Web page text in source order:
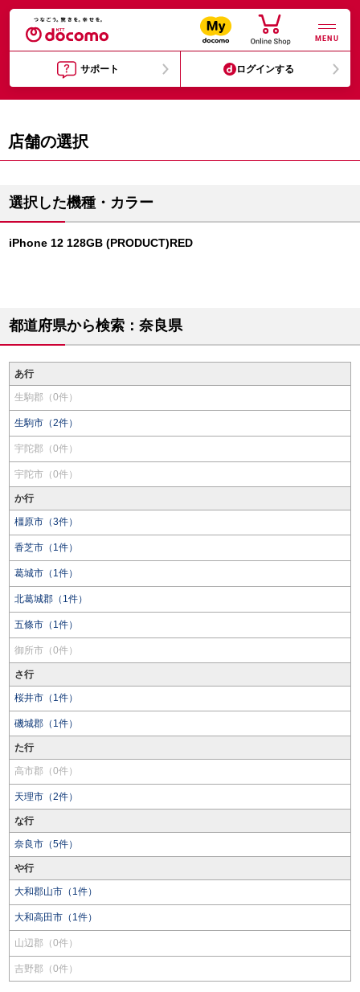
MENU
サポート ログインする
店舗の選択
選択した機種・カラー
iPhone 12 128GB (PRODUCT)RED
都道府県から検索：奈良県
あ行
生駒郡（0件）
生駒市（2件）
宇陀郡（0件）
宇陀市（0件）
か行
橿原市（3件）
香芝市（1件）
葛城市（1件）
北葛城郡（1件）
五條市（1件）
御所市（0件）
さ行
桜井市（1件）
磯城郡（1件）
た行
高市郡（0件）
天理市（2件）
な行
奈良市（5件）
や行
大和郡山市（1件）
大和高田市（1件）
山辺郡（0件）
吉野郡（0件）